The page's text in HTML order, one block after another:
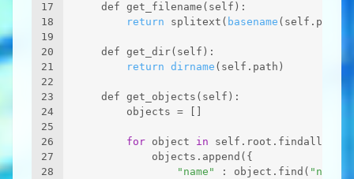
17
18
19
20
21
22
23
24
25
26
27
28
    def get_filename(self):
return splitext( basename
    def get_dir(self):
return dirname (self.path)
    def get_objects(self):
        objects = []
for object in self.root.findall(
            objects.append({
"name"
: object.find( "name"